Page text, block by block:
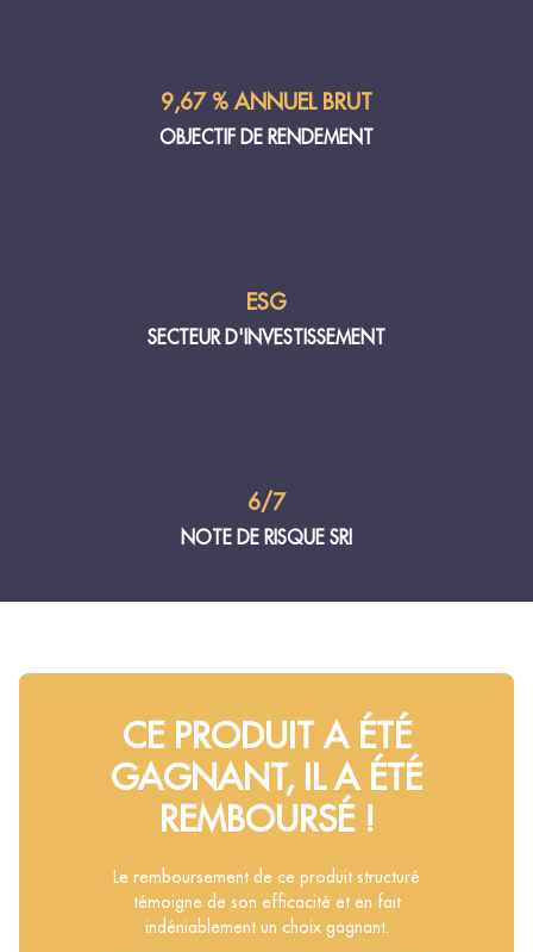
9,67 % ANNUEL BRUT
OBJECTIF DE RENDEMENT
ESG
SECTEUR D'INVESTISSEMENT
6/7
NOTE DE RISQUE SRI
CE PRODUIT A ÉTÉ
GAGNANT, IL A ÉTÉ
REMBOURSÉ !
Le remboursement de ce produit structuré
témoigne de son efficacité et en fait
indéniablement un choix gagnant.